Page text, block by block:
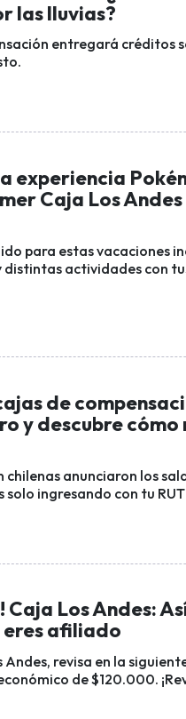
las lluvias?
entregará créditos
experiencia
Caja Los Andes
para estas vacaciones
actividades con
de
y descubre
chilenas anunciaron los
ingresando con tu
Los Andes:
afiliado
revisa en la
de $120.000.